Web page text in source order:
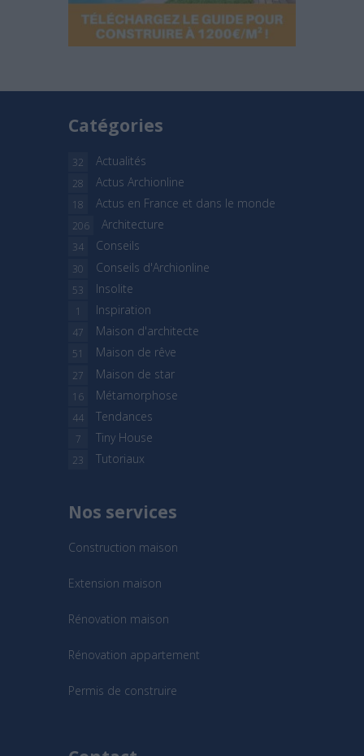
Catégories
Actualités
32
Actus Archionline
28
Actus en France et dans le monde
18
Architecture
206
Conseils
34
Conseils d'Archionline
30
Insolite
53
Inspiration
1
Maison d'architecte
47
Maison de rêve
51
Maison de star
27
Métamorphose
16
Tendances
44
Tiny House
7
Tutoriaux
23
Nos services
Construction maison
Extension maison
Rénovation maison
Rénovation appartement
Permis de construire